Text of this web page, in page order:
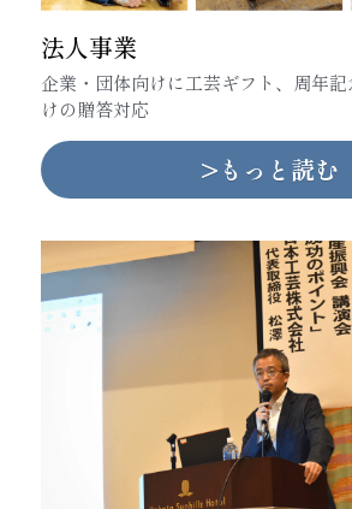
法人事業
企業・団体向けに工芸ギフト、 周年
けの贈答対応
>もっと読む